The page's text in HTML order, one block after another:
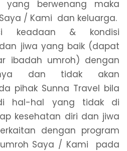
yang berwenang maka
/ Kami dan keluarga.
keadaan & kondisi
jiwa yang baik (dapat
ibadah umroh) dengan
dan tidak akan
pihak Sunna Travel bila
hal-hal yang tidak di
kesehatan diri dan jiwa
dengan program
Saya / Kami pada